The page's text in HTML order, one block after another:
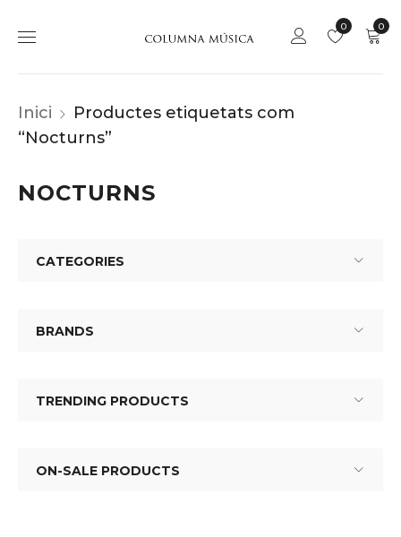
0
0
Inici
Productes etiquetats com
“Nocturns”
NOCTURNS
CATEGORIES
BRANDS
TRENDING PRODUCTS
ON-SALE PRODUCTS